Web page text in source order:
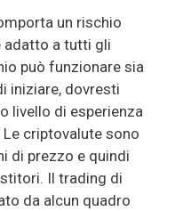
un rischio
adatto a tutti gli
può funzionare sia
iniziare, dovresti
livello di esperienza
criptovalute sono
di prezzo e quindi
Il trading di
da alcun quadro